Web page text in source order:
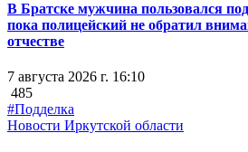
В Братске мужчина пользовался
пока полицейский не обратил
отчестве
7 августа 2026 г. 16:10
485
#Подделка
Новости Иркутской области